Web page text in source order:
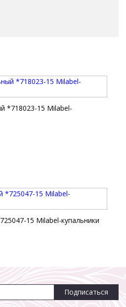
*718023-15 Milabel-
15 Milabel-купальники
Подписаться